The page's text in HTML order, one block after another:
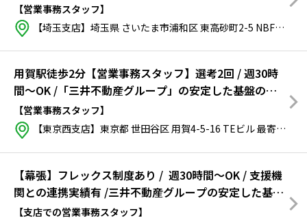
とで新しいキャリアをスタートしませんか？
【営業事務スタッフ】
【埼玉支店】埼玉県 さいたま市浦和区 東高砂町2-5 NBF浦和ビル
用賀駅徒歩2分【営業事務スタッフ】選考2回 / 週30時
間～OK /「三井不動産グループ」の安定した基盤のも
とで新しいキャリアをスタートしませんか？
【営業事務スタッフ】
【東京西支店】東京都 世田谷区 用賀4-5-16 TEビル最寄り：
【幕張】フレックス制度あり / 週30時間～OK / 支援機
関との連携実績有 /三井不動産グループの安定した基
盤！ ※atGPからのご入社実績豊富！
【支店での営業事務スタッフ】